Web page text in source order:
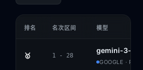
排名 名次区间 模型
🥇 1 - 28
gemini-3-
GOOGLE ·